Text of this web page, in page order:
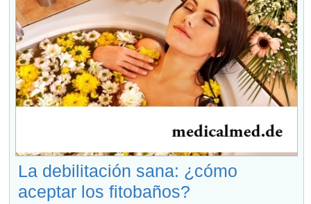
La debilitación sana: ¿cómo
aceptar los fitobaños?